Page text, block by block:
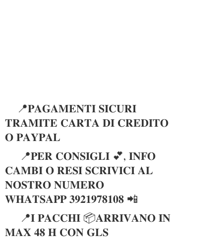
📍𝐏𝐀𝐆𝐀𝐌𝐄𝐍𝐓𝐈 𝐒𝐈𝐂𝐔𝐑𝐈
𝐓𝐑𝐀𝐌𝐈𝐓𝐄 𝐂𝐀𝐑𝐓𝐀 𝐃𝐈 𝐂𝐑𝐄𝐃𝐈𝐓𝐎
𝐎 𝐏𝐀𝐘𝐏𝐀𝐋
📍𝐏𝐄𝐑 𝐂𝐎𝐍𝐒𝐈𝐆𝐋𝐈 💕, 𝐈𝐍𝐅𝐎
𝐂𝐀𝐌𝐁𝐈 𝐎 𝐑𝐄𝐒𝐈 𝐒𝐂𝐑𝐈𝐕𝐈𝐂𝐈 𝐀𝐋
𝐍𝐎𝐒𝐓𝐑𝐎 𝐍𝐔𝐌𝐄𝐑𝐎
𝐖𝐇𝐀𝐓𝐒𝐀𝐏𝐏 𝟑𝟗𝟐𝟏𝟗𝟕𝟖𝟏𝟎𝟖 📲
📍𝐈 𝐏𝐀𝐂𝐂𝐇𝐈 📦𝐀𝐑𝐑𝐈𝐕𝐀𝐍𝐎 𝐈𝐍
𝐌𝐀𝐗 𝟒𝟖 𝐇 𝐂𝐎𝐍 𝐆𝐋𝐒